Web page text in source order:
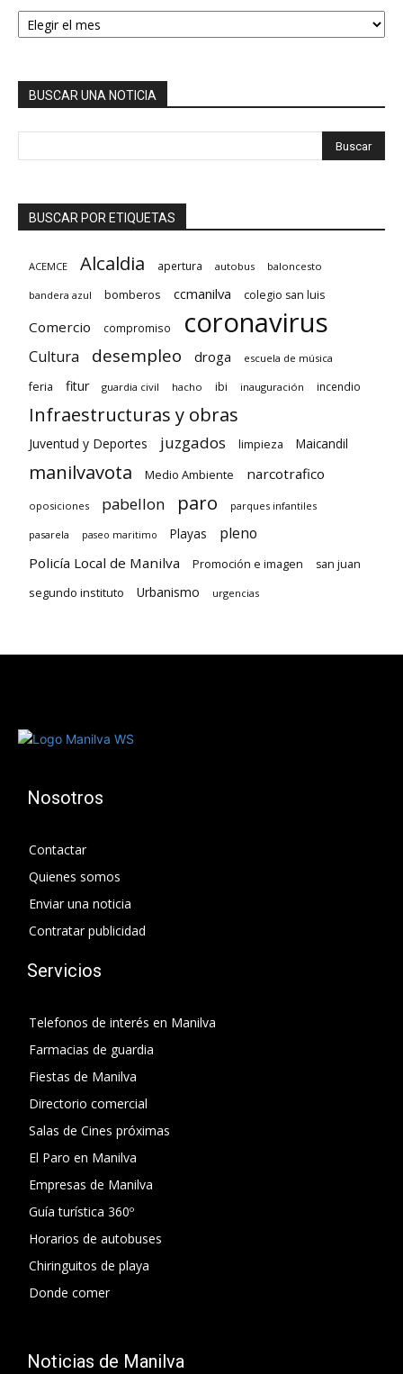
HEMEROTECA
BUSCAR UNA NOTICIA
BUSCAR POR ETIQUETAS
ACEMCE Alcaldia apertura autobus baloncesto
bandera azul bomberos ccmanilva colegio san luis
Comercio compromiso coronavirus
Cultura desempleo droga escuela de música
feria fitur guardia civil hacho ibi inauguración incendio
Infraestructuras y obras
Juventud y Deportes juzgados limpieza Maicandil
manilvavota Medio Ambiente narcotrafico
oposiciones pabellon paro parques infantiles
pasarela paseo maritimo Playas pleno
Policía Local de Manilva Promoción e imagen san juan
segundo instituto Urbanismo urgencias
Nosotros
Contactar
Quienes somos
Enviar una noticia
Contratar publicidad
Servicios
Telefonos de interés en Manilva
Farmacias de guardia
Fiestas de Manilva
Directorio comercial
Salas de Cines próximas
El Paro en Manilva
Empresas de Manilva
Guía turística 360º
Horarios de autobuses
Chiringuitos de playa
Donde comer
Noticias de Manilva